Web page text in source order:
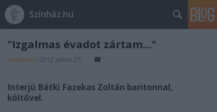
Színház.hu
"Izgalmas évadot zártam..."
szinhazhu • 2012. június 27.
Interjú Bátki Fazekas Zoltán baritonnal,
költővel.